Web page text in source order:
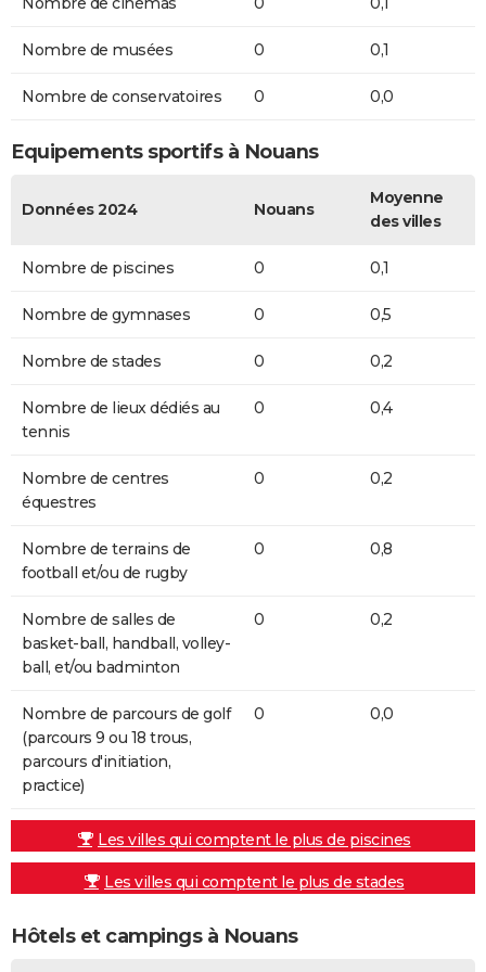
Nombre de musées 0 0,1
Nombre de conservatoires 0 0,0
Equipements sportifs à Nouans
Données 2024 Nouans
Moyenne
des villes
Nombre de piscines 0 0,1
Nombre de gymnases 0 0,5
Nombre de stades 0 0,2
Nombre de lieux dédiés au
tennis
0 0,4
Nombre de centres
équestres
0 0,2
Nombre de terrains de
football et/ou de rugby
0 0,8
Nombre de salles de
basket-ball, handball, volley-
ball, et/ou badminton
0 0,2
Nombre de parcours de golf
(parcours 9 ou 18 trous,
parcours d'initiation,
practice)
0 0,0
Les villes qui comptent le plus de piscines
Les villes qui comptent le plus de stades
Hôtels et campings à Nouans